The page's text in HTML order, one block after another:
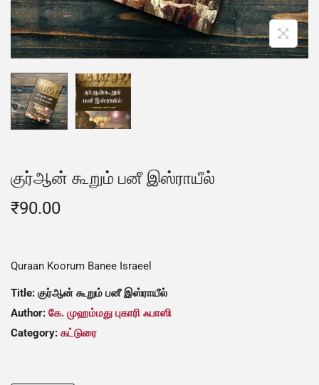
குர்ஆன் கூறும் பனீ இஸ்ராயீல்
₹90.00
Quraan Koorum Banee Israeel
Title: குர்ஆன் கூறும் பனீ இஸ்ராயீல்
Author: கே. முஹம்மது புகாரி ஃபாஸி
Category: கட்டுரை